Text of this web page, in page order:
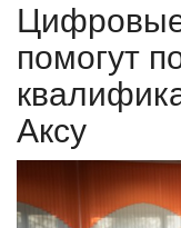
ПАВЛОДАРСКАЯ
КАЗАХСТАН
МИР
СПЕЦПРОЕКТЫ
Цифровые
помогут
Аксу